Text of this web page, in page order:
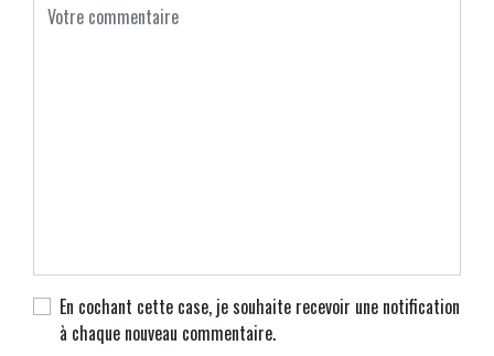
En cochant cette case, je souhaite recevoir une notification
à chaque nouveau commentaire.